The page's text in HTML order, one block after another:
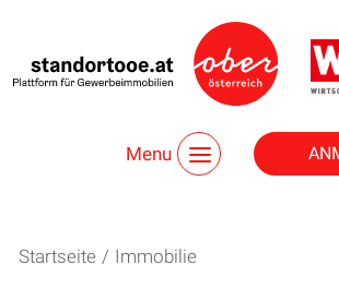
Menu
Startseite / Immobilie